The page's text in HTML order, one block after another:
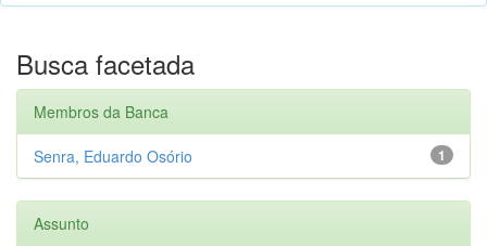
Busca facetada
Membros da Banca
1
Senra, Eduardo Osório
Assunto